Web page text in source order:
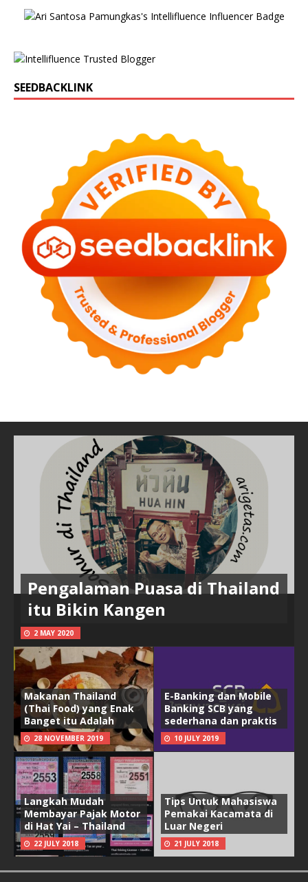
SEEDBACKLINK
Pengalaman Puasa di Thailand
itu Bikin Kangen
2 MAY 2020
Makanan Thailand
(Thai Food) yang Enak
Banget itu Adalah
28 NOVEMBER 2019
E-Banking dan Mobile
Banking SCB yang
sederhana dan praktis
10 JULY 2019
Langkah Mudah
Membayar Pajak Motor
di Hat Yai – Thailand
22 JULY 2018
Tips Untuk Mahasiswa
Pemakai Kacamata di
Luar Negeri
21 JULY 2018